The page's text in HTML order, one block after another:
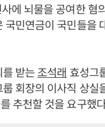
에 뇌물을 공여한
국민연금이 국민들을
받는조석래 효성그
회장의 이사직 상실
추천할 것을 요구했